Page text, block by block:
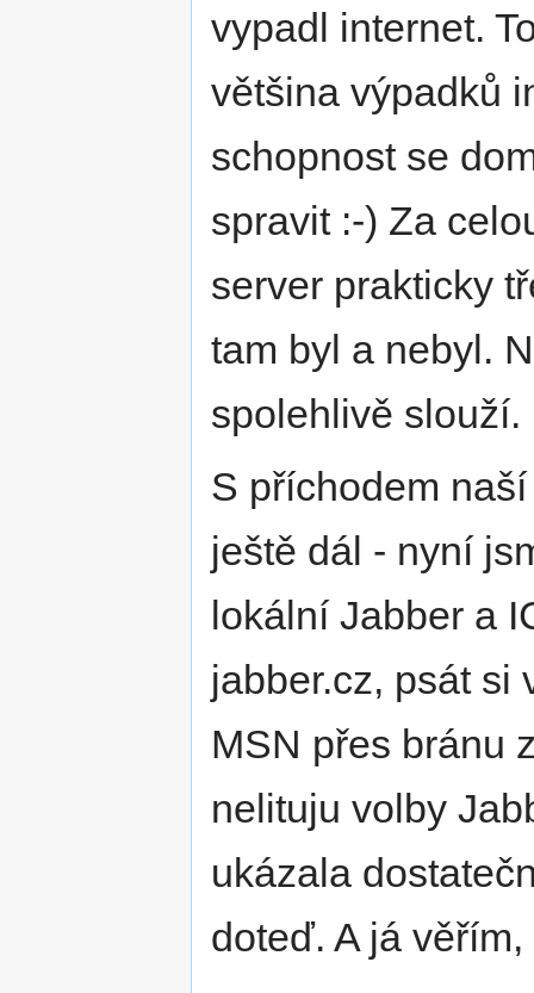
vypadl internet.
většina výpadků
schopnost se
spravit :-) Za
server prakticky
tam byl a nebyl.
spolehlivě slouží.
S příchodem
ještě dál - nyní
lokální Jabber a
jabber.cz, psát si
MSN přes bránu
nelituju volby
ukázala
doteď. A já